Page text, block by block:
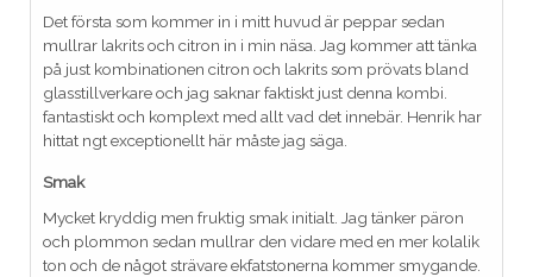
Det första som kommer in i mitt huvud är peppar sedan
mullrar lakrits och citron in i min näsa. Jag kommer att tänka
på just kombinationen citron och lakrits som prövats bland
glasstillverkare och jag saknar faktiskt just denna kombi.
fantastiskt och komplext med allt vad det innebär. Henrik har
hittat ngt exceptionellt här måste jag säga.
Smak
Mycket kryddig men fruktig smak initialt. Jag tänker päron
och plommon sedan mullrar den vidare med en mer kolalik
ton och de något strävare ekfatstonerna kommer smygande.